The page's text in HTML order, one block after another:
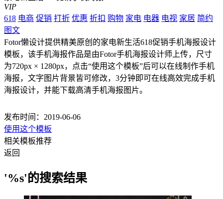
VIP
618 电商 促销 打折 优惠 折扣 购物 家电 电器 电视 家居 简约
图文
Fotor懒设计提供精美原创的家电新生活618促销手机海报设计
模板，该手机海报作品是由Fotor手机海报设计师上传，尺寸
为720px × 1280px，点击“使用这个模板”后可以在线制作手机
海报，文字图片背景皆可修改，3分钟即可在线高效完成手机
海报设计，并能下载高清手机海报图片。
发布时间：2019-06-06
使用这个模板
相关模板推荐
返回
'%s'的搜索结果